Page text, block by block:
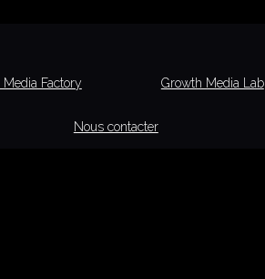
Factory Growth Media Lab
Nous contacter